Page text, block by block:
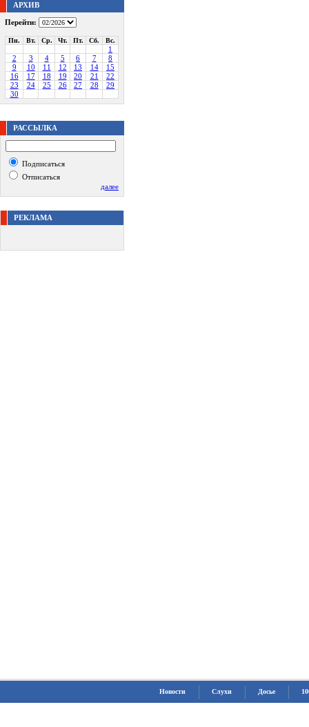
АРХИВ
Перейти:
Пн. Вт. Ср. Чт. Пт. Сб. Вс.
1
2
3 4 5 6 7
8
9
10 11 12 13 14
15
16
17 18 19 20 21
22
23
24 25 26 27 28
29
30
РАССЫЛКА
Подписаться
Отписаться
далее
РЕКЛАМА
Новости Слухи Досье